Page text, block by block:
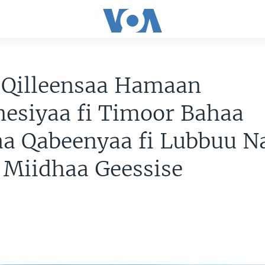
Hamaan
fi Timoor Bahaa
Qabeenyaa fi Lubbuu
Geessise